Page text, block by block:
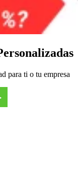
para ti o tu empresa